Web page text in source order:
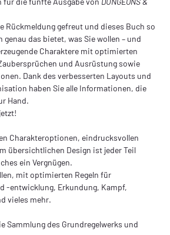
Rückmeldung gefreut und dieses Buch so
genau das bietet, was Sie wollen – und
Charaktere mit optimierten
und Ausrüstung sowie
Dank des verbesserten Layouts und
haben Sie alle Informationen, die
Hand.
Charakteroptionen, eindrucksvollen
übersichtlichen Design ist jeder Teil
ein Vergnügen.
mit optimierten Regeln für
-entwicklung, Erkundung, Kampf,
vieles mehr.
Sammlung des Grundregelwerks und